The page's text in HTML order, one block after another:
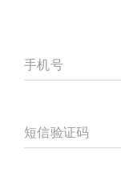
手机号
短信验证码